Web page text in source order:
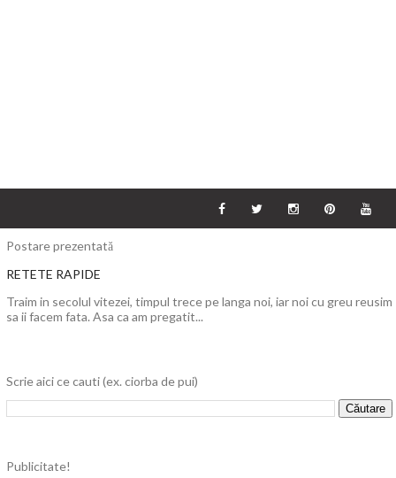
Postare prezentată
RETETE RAPIDE
Traim in secolul vitezei, timpul trece pe langa noi, iar noi cu greu reusim
sa ii facem fata. Asa ca am pregatit...
Scrie aici ce cauti (ex. ciorba de pui)
Publicitate!